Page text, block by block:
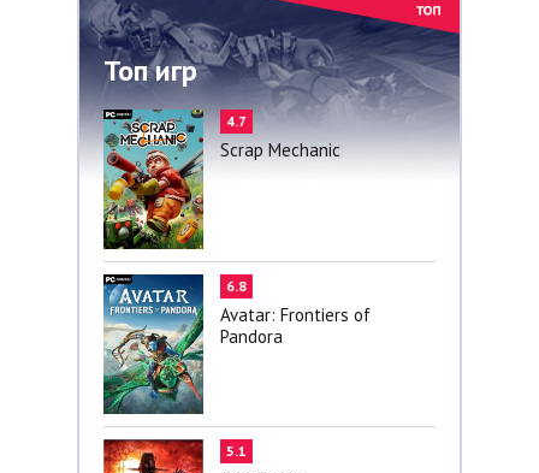
Топ игр
4.7
Scrap Mechanic
6.8
Avatar: Frontiers of
Pandora
5.1